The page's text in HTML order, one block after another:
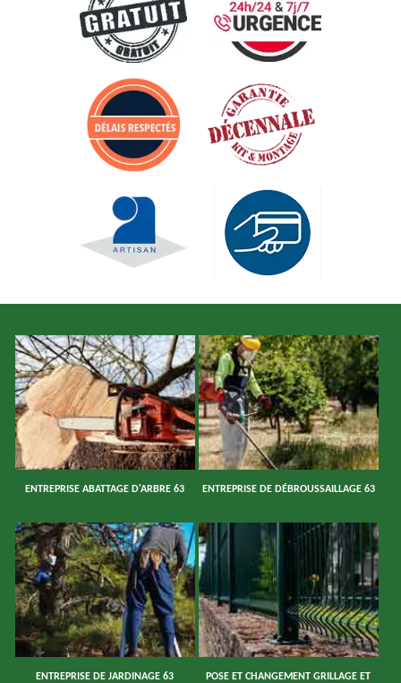
ENTREPRISE ABATTAGE D'ARBRE 63 ENTREPRISE DE DÉBROUSSAILLAGE 63
ENTREPRISE DE JARDINAGE 63
POSE ET CHANGEMENT GRILLAGE ET